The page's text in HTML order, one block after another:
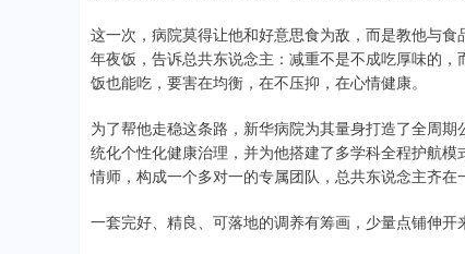
这一次，病院莫得让他和好意思食为敌，而是教他与
年夜饭，告诉总共东说念主：减重不是不成吃厚味的
饭也能吃，要害在均衡，在不压抑，在心情健康。
为了帮他走稳这条路，新华病院为其量身打造了全周
统化个性化健康治理，并为他搭建了多学科全程护航
情师，构成一个多对一的专属团队，总共东说念主齐在
一套完好、精良、可落地的调养有筹画，少量点铺伸